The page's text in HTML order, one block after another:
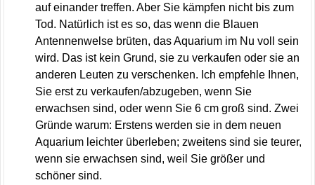
auf einander treffen. Aber Sie kämpfen nicht bis zum
Tod. Natürlich ist es so, das wenn die Blauen
Antennenwelse brüten, das Aquarium im Nu voll sein
wird. Das ist kein Grund, sie zu verkaufen oder sie an
anderen Leuten zu verschenken. Ich empfehle Ihnen,
Sie erst zu verkaufen/abzugeben, wenn Sie
erwachsen sind, oder wenn Sie 6 cm groß sind. Zwei
Gründe warum: Erstens werden sie in dem neuen
Aquarium leichter überleben; zweitens sind sie teurer,
wenn sie erwachsen sind, weil Sie größer und
schöner sind.